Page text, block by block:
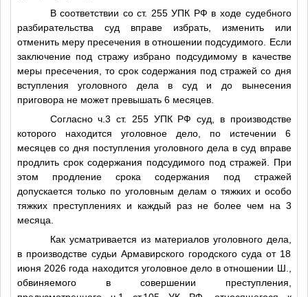
В соответствии со ст. 255 УПК РФ в ходе судебного
разбирательства суд вправе избрать, изменить или
отменить меру пресечения в отношении подсудимого. Если
заключение под стражу избрано подсудимому в качестве
меры пресечения, то срок содержания под стражей со дня
вступления уголовного дела в суд и до вынесения
приговора не может превышать 6 месяцев.
Согласно ч.3 ст. 255 УПК РФ суд, в производстве
которого находится уголовное дело, по истечении 6
месяцев со дня поступления уголовного дела в суд вправе
продлить срок содержания подсудимого под стражей. При
этом продление срока содержания под стражей
допускается только по уголовным делам о тяжких и особо
тяжких преступлениях и каждый раз не более чем на 3
месяца.
Как усматривается из материалов уголовного дела,
в производстве судьи Армавирского городского суда от 18
июня 2026 года находится уголовное дело в отношении Ш.
обвиняемого в совершении преступления,